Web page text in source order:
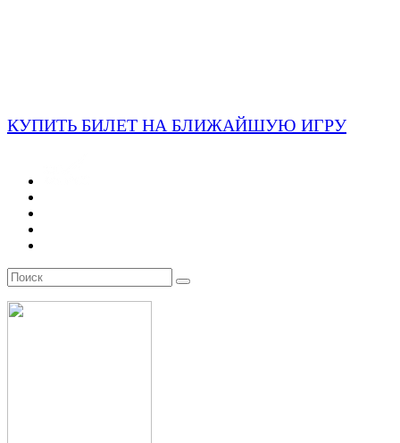
КУПИТЬ БИЛЕТ НА БЛИЖАЙШУЮ ИГРУ